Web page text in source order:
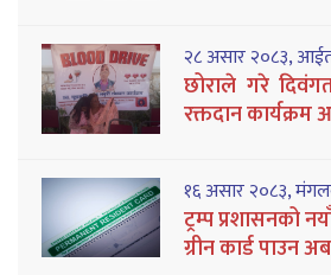
२८ असार २०८३,
छोराले गरे
रक्तदान कार्यक्रम
१६ असार २०८३,
ट्रम्प प्रशासनको
ग्रीन कार्ड पाउन